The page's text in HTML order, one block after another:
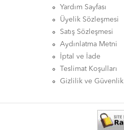
Yardım Sayfası
Üyelik Sözleşmesi
Satış Sözleşmesi
Aydınlatma Metni
İptal ve İade
Teslimat Koşulları
Gizlilik ve Güvenlik